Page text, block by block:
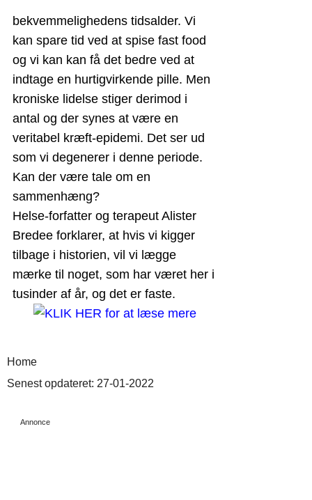
bekvemmelighedens tidsalder. Vi
kan spare tid ved at spise fast food
og vi kan kan få det bedre ved at
indtage en hurtigvirkende pille. Men
kroniske lidelse stiger derimod i
antal og der synes at være en
veritabel kræft-epidemi. Det ser ud
som vi degenerer i denne periode.
Kan der være tale om en
sammenhæng?
Helse-forfatter og terapeut Alister
Bredee forklarer, at hvis vi kigger
tilbage i historien, vil vi lægge
mærke til noget, som har været her i
tusinder af år, og det er faste.
Home
Senest opdateret: 27-01-2022
Annonce